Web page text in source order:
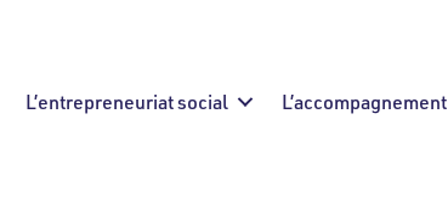
L’entrepreneuriat social L’accompagnement